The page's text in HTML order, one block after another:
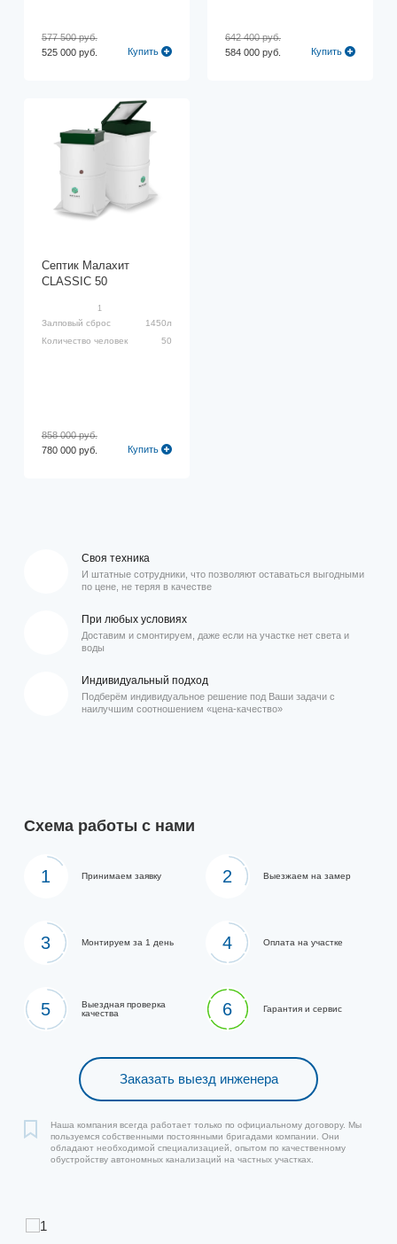
525 000 руб.
577 500 руб.
Купить
584 000 руб.
642 400 руб.
Купить
Септик Малахит
CLASSIC 50
1
Залповый сброс
1450л
Количество человек
50
780 000 руб.
858 000 руб.
Купить
Своя техника
И штатные сотрудники, что позволяют оставаться выгодными
по цене, не теряя в качестве
При любых условиях
Доставим и смонтируем, даже если на участке нет света и
воды
Индивидуальный подход
Подберём индивидуальное решение под Ваши задачи с
наилучшим соотношением «цена-качество»
Схема работы с нами
1 Принимаем заявку 2 Выезжаем на замер
3 Монтируем за 1 день 4 Оплата на участке
5
Выездная проверка
качества
6 Гарантия и сервис
Заказать выезд инженера
Наша компания всегда работает только по официальному договору. Мы
пользуемся собственными постоянными бригадами компании. Они
обладают необходимой специализацией, опытом по качественному
обустройству автономных канализаций на частных участках.